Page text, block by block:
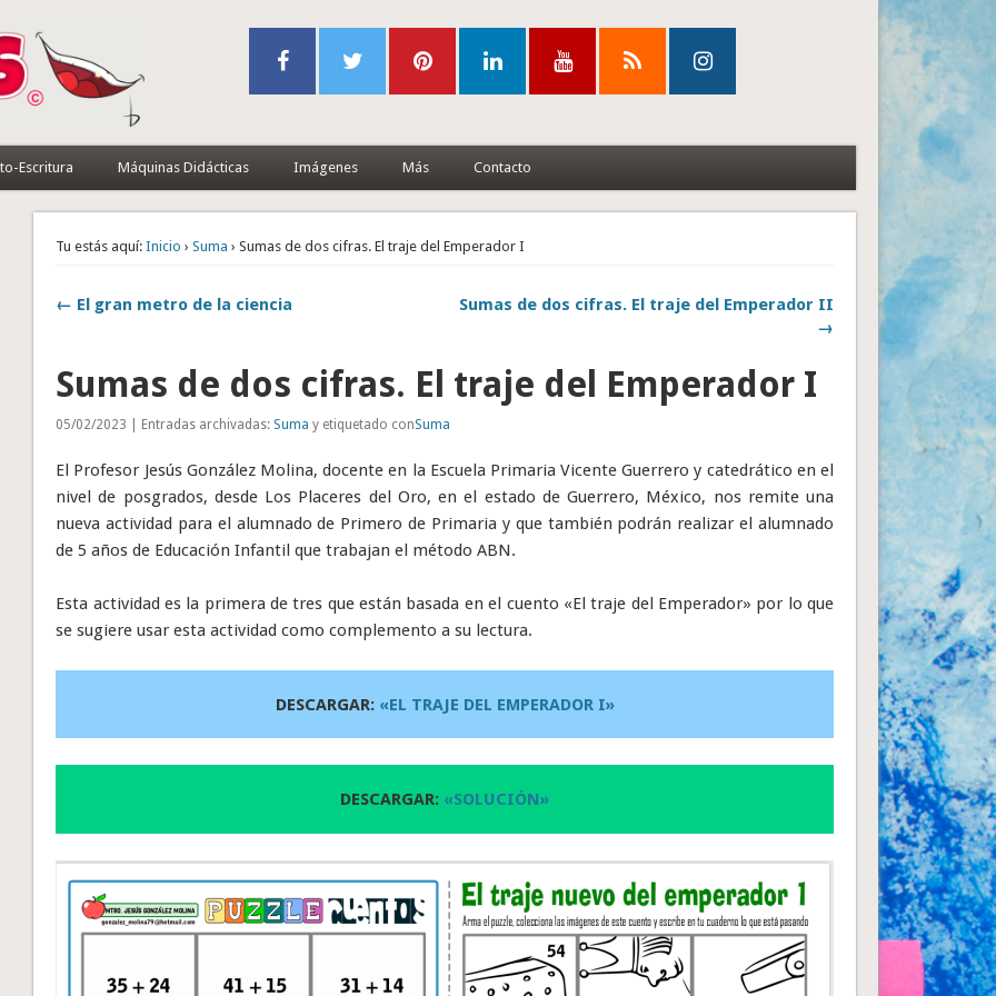
Escritura Máquinas Didácticas Imágenes Más Contacto
Tu estás aquí: Inicio ›Suma › Sumas de dos cifras. El traje del Emperador I
← El gran metro de la ciencia
Sumas de dos cifras. El traje del Emperador II
→
Sumas de dos cifras. El traje del Emperador I
05/02/2023 | Entradas archivadas: Suma y etiquetado conSuma
El Profesor Jesús González Molina, docente en la Escuela Primaria Vicente Guerrero y catedrático en el
nivel de posgrados, desde Los Placeres del Oro, en el estado de Guerrero, México, nos remite una
nueva actividad para el alumnado de Primero de Primaria y que también podrán realizar el alumnado
de 5 años de Educación Infantil que trabajan el método ABN.
Esta actividad es la primera de tres que están basada en el cuento «El traje del Emperador» por lo que
se sugiere usar esta actividad como complemento a su lectura.
DESCARGAR: «EL TRAJE DEL EMPERADOR I»
DESCARGAR: «SOLUCIÓN»